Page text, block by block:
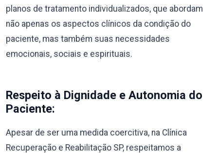
planos de tratamento individualizados, que abordam
não apenas os aspectos clínicos da condição do
paciente, mas também suas necessidades
emocionais, sociais e espirituais.
Respeito à Dignidade e Autonomia do
Paciente:
Apesar de ser uma medida coercitiva, na Clínica
Recuperação e Reabilitação SP, respeitamos a